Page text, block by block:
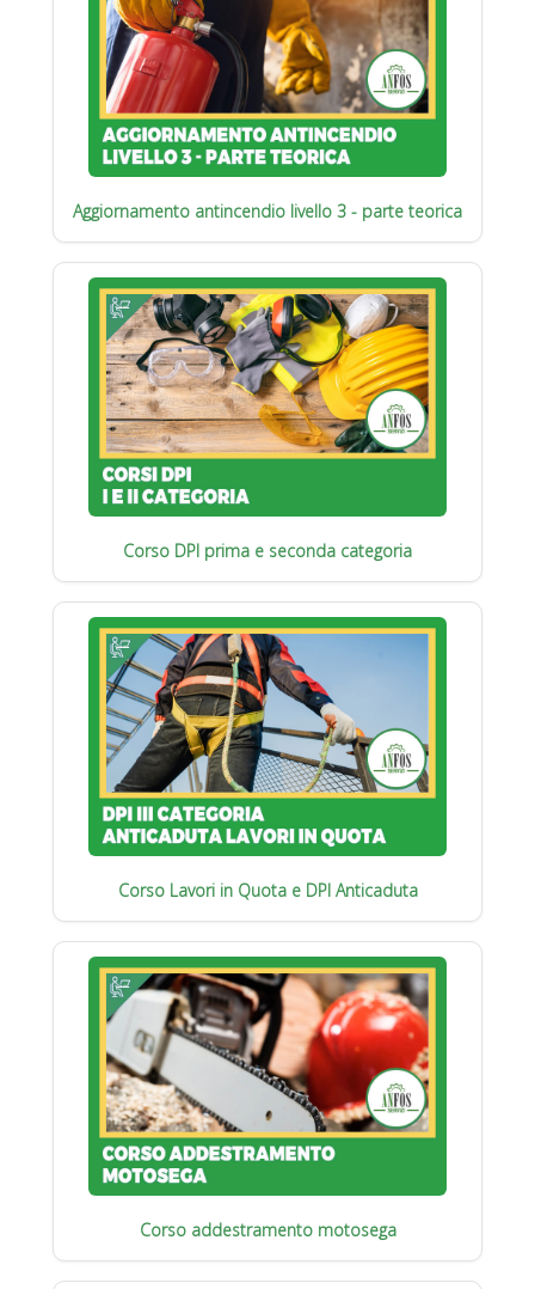
Aggiornamento antincendio livello 3 - parte teorica
Corso DPI prima e seconda categoria
Corso Lavori in Quota e DPI Anticaduta
Corso addestramento motosega